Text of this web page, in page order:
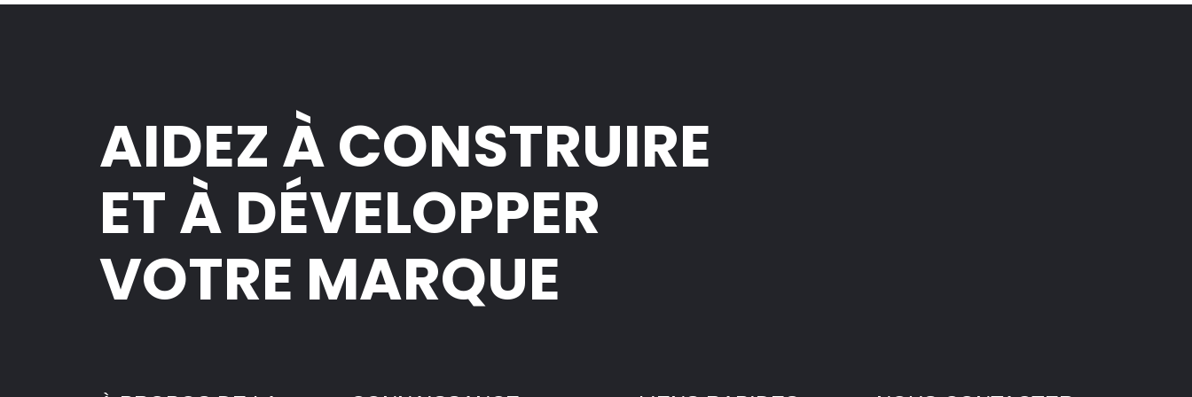
AIDEZ À CONSTRUIRE
ET À DÉVELOPPER
VOTRE MARQUE